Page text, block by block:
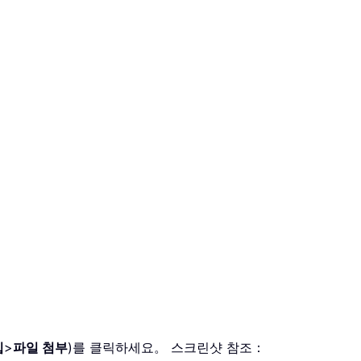
>파일 첨부)를 클릭하세요。 스크린샷 참조：